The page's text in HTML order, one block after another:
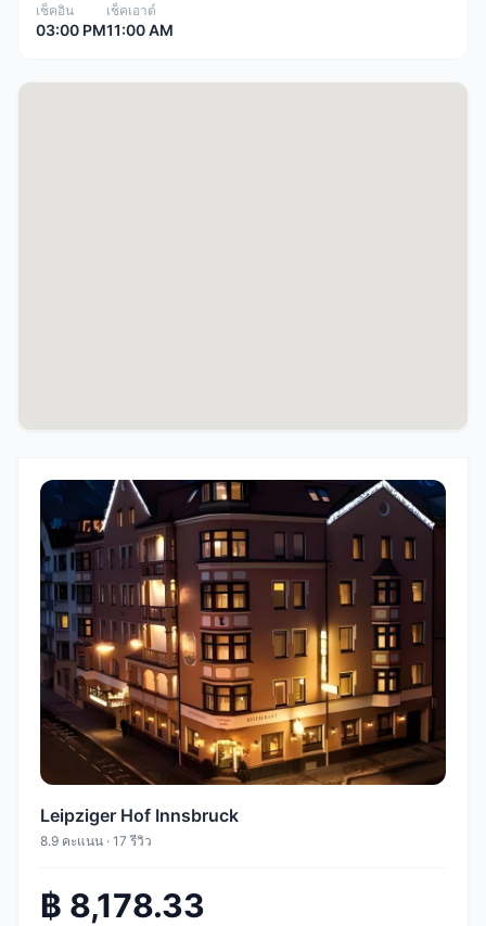
เช็คอิน
03:00 PM
เช็คเอาต์
11:00 AM
Leipziger Hof Innsbruck
8.9 คะแนน · 17 รีวิว
฿ 8,178.33